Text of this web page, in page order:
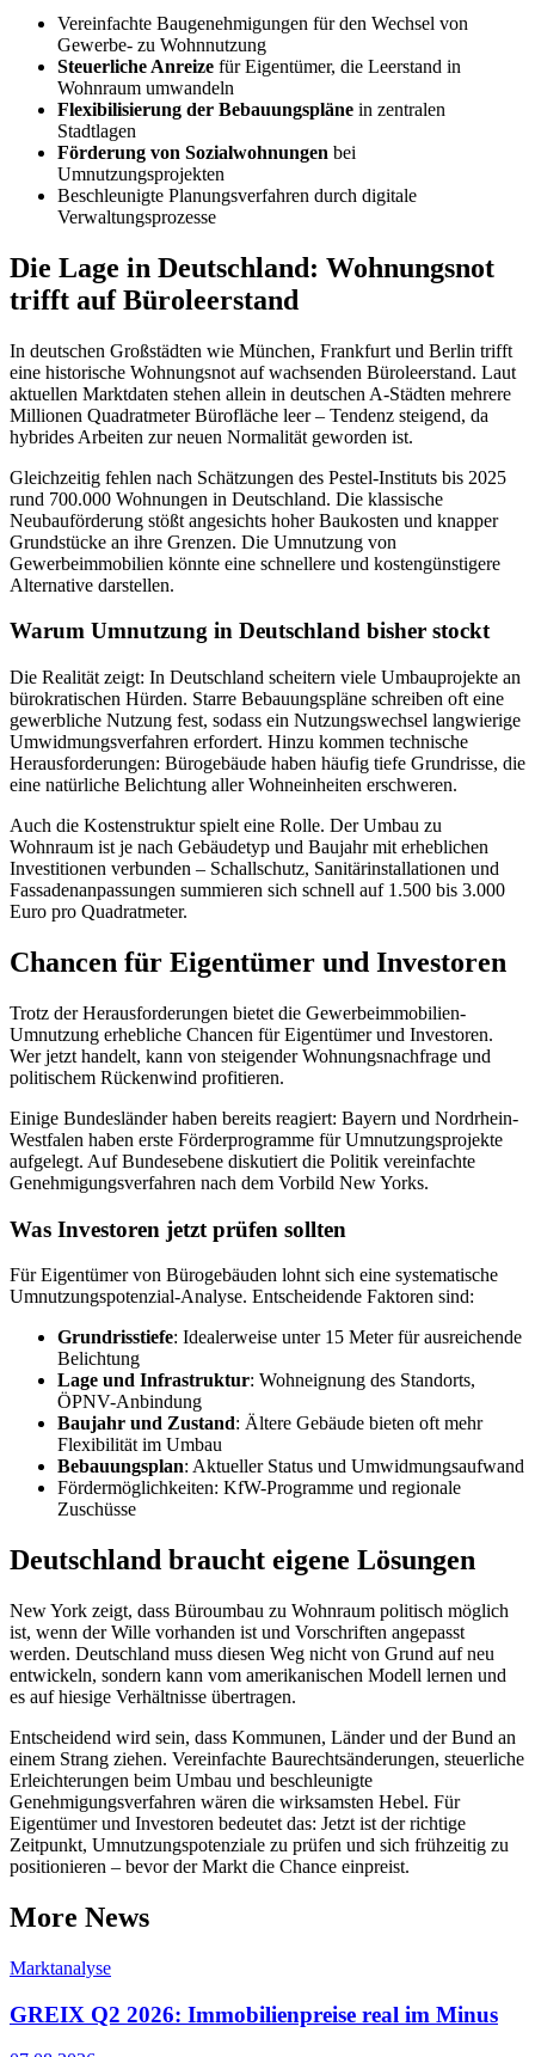
Vereinfachte Baugenehmigungen für den Wechsel von
Gewerbe- zu Wohnnutzung
Steuerliche Anreize für Eigentümer, die Leerstand in
Wohnraum umwandeln
Flexibilisierung der Bebauungspläne in zentralen
Stadtlagen
Förderung von Sozialwohnungen bei
Umnutzungsprojekten
Beschleunigte Planungsverfahren durch digitale
Verwaltungsprozesse
Die Lage in Deutschland: Wohnungsnot
trifft auf Büroleerstand
In deutschen Großstädten wie München, Frankfurt und Berlin trifft
eine historische Wohnungsnot auf wachsenden Büroleerstand. Laut
aktuellen Marktdaten stehen allein in deutschen A-Städten mehrere
Millionen Quadratmeter Bürofläche leer – Tendenz steigend, da
hybrides Arbeiten zur neuen Normalität geworden ist.
Gleichzeitig fehlen nach Schätzungen des Pestel-Instituts bis 2025
rund 700.000 Wohnungen in Deutschland. Die klassische
Neubauförderung stößt angesichts hoher Baukosten und knapper
Grundstücke an ihre Grenzen. Die Umnutzung von
Gewerbeimmobilien könnte eine schnellere und kostengünstigere
Alternative darstellen.
Warum Umnutzung in Deutschland bisher stockt
Die Realität zeigt: In Deutschland scheitern viele Umbauprojekte an
bürokratischen Hürden. Starre Bebauungspläne schreiben oft eine
gewerbliche Nutzung fest, sodass ein Nutzungswechsel langwierige
Umwidmungsverfahren erfordert. Hinzu kommen technische
Herausforderungen: Bürogebäude haben häufig tiefe Grundrisse, die
eine natürliche Belichtung aller Wohneinheiten erschweren.
Auch die Kostenstruktur spielt eine Rolle. Der Umbau zu
Wohnraum ist je nach Gebäudetyp und Baujahr mit erheblichen
Investitionen verbunden – Schallschutz, Sanitärinstallationen und
Fassadenanpassungen summieren sich schnell auf 1.500 bis 3.000
Euro pro Quadratmeter.
Chancen für Eigentümer und Investoren
Trotz der Herausforderungen bietet die Gewerbeimmobilien-
Umnutzung erhebliche Chancen für Eigentümer und Investoren.
Wer jetzt handelt, kann von steigender Wohnungsnachfrage und
politischem Rückenwind profitieren.
Einige Bundesländer haben bereits reagiert: Bayern und Nordrhein-
Westfalen haben erste Förderprogramme für Umnutzungsprojekte
aufgelegt. Auf Bundesebene diskutiert die Politik vereinfachte
Genehmigungsverfahren nach dem Vorbild New Yorks.
Was Investoren jetzt prüfen sollten
Für Eigentümer von Bürogebäuden lohnt sich eine systematische
Umnutzungspotenzial-Analyse. Entscheidende Faktoren sind:
Grundrisstiefe: Idealerweise unter 15 Meter für ausreichende
Belichtung
Lage und Infrastruktur: Wohneignung des Standorts,
ÖPNV-Anbindung
Baujahr und Zustand: Ältere Gebäude bieten oft mehr
Flexibilität im Umbau
Bebauungsplan: Aktueller Status und Umwidmungsaufwand
Fördermöglichkeiten: KfW-Programme und regionale
Zuschüsse
Deutschland braucht eigene Lösungen
New York zeigt, dass Büroumbau zu Wohnraum politisch möglich
ist, wenn der Wille vorhanden ist und Vorschriften angepasst
werden. Deutschland muss diesen Weg nicht von Grund auf neu
entwickeln, sondern kann vom amerikanischen Modell lernen und
es auf hiesige Verhältnisse übertragen.
Entscheidend wird sein, dass Kommunen, Länder und der Bund an
einem Strang ziehen. Vereinfachte Baurechtsänderungen, steuerliche
Erleichterungen beim Umbau und beschleunigte
Genehmigungsverfahren wären die wirksamsten Hebel. Für
Eigentümer und Investoren bedeutet das: Jetzt ist der richtige
Zeitpunkt, Umnutzungspotenziale zu prüfen und sich frühzeitig zu
positionieren – bevor der Markt die Chance einpreist.
More News
Marktanalyse
GREIX Q2 2026: Immobilienpreise real im Minus